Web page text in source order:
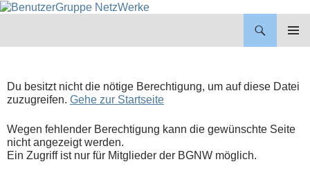
Du besitzt nicht die nötige Berechtigung, um auf diese Datei
zuzugreifen. Gehe zur Startseite
Wegen fehlender Berechtigung kann die gewünschte Seite
nicht angezeigt werden.
Ein Zugriff ist nur für Mitglieder der BGNW möglich.